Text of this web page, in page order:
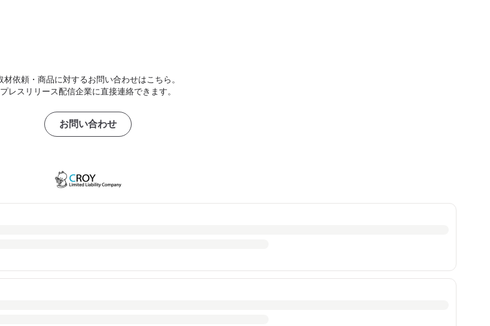
材依頼・商品に対するお問い合わせはこちら。
プレスリリース配信企業に直接連絡できます。
お問い合わせ